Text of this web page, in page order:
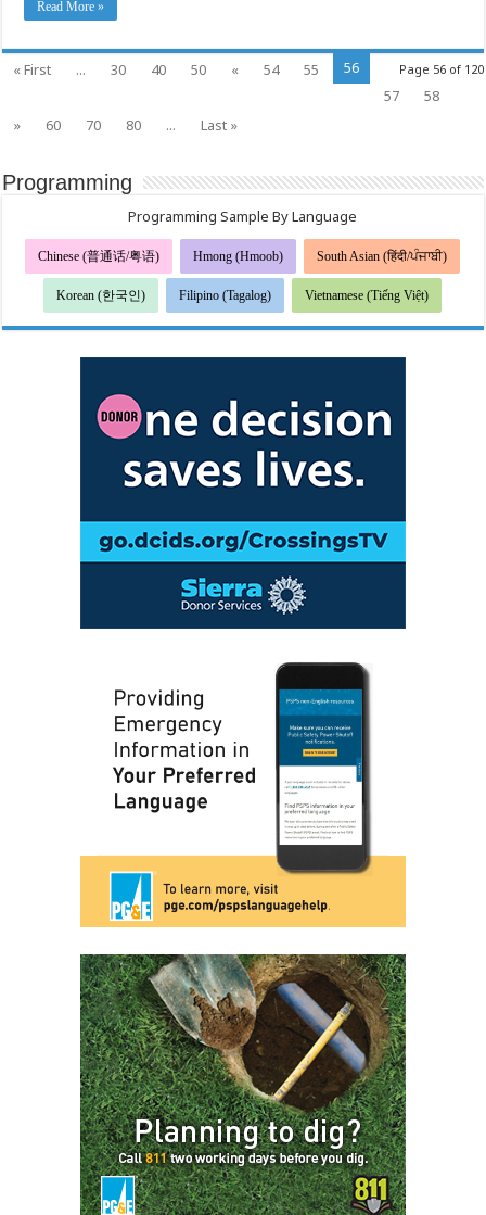
Read More »
Page 56 of 120
« First ... 30 40 50 « 54 55
56
57
58
»
60 70 80 ... Last »
Programming
Programming Sample By Language
Chinese (普通话/粤语) Hmong (Hmoob) South Asian (हिंदी/ਪੰਜਾਬੀ)
Korean (한국인) Filipino (Tagalog) Vietnamese (Tiếng Việt)